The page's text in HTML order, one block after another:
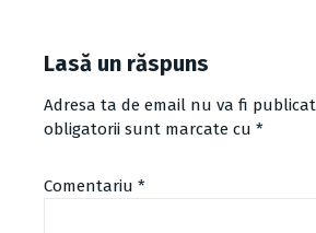
Lasă un răspuns
Adresa ta de email nu va fi
obligatorii sunt marcate cu *
Comentariu *